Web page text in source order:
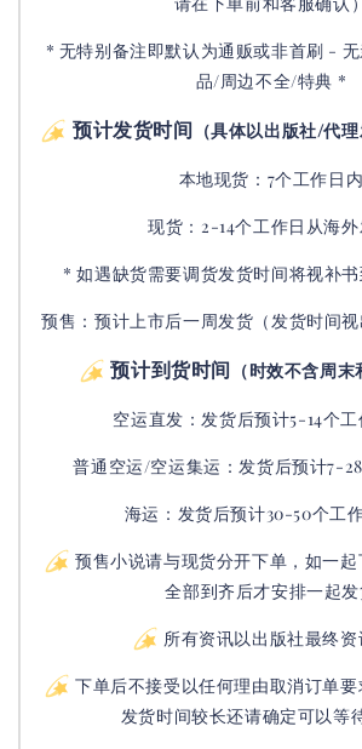
* 无特别备注即默认为通贩或非首刷 -
品/周边不全/特典 *
预计发货时间 （具体以出版社/代
本地现货：7个工作日内
现货：2-14个工作日从海外
* 如遇缺货需要调货发货时间将视补
预售：预计上市后一周发货（发货时间
预计到货时间 （时效不含周末
空运直发： 发货后预计5-14个
普通空运/空运集运： 发货后预计7-
海运：发货后预计30-50个工
预售小说请与现货分开下单，如一
全部到齐后才安排一起
所有资讯以出版社最终
下单后不接受以任何理由取消订单
发货时间较长还请确定可以等